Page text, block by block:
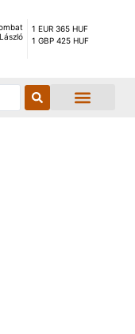
László
1 EUR 365 HUF
1 GBP 425 HUF